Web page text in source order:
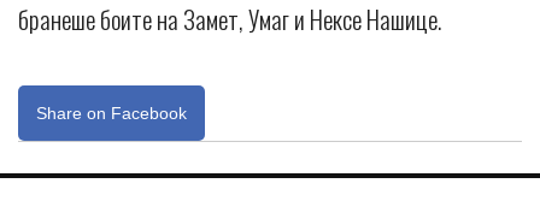
бранеше боите на Замет, Умаг и Нексе Нашице.
Share on Facebook